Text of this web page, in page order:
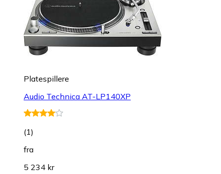
Platespillere
Audio Technica AT-LP140XP
(1)
fra
5 234 kr